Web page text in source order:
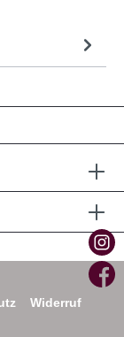
Widerruf